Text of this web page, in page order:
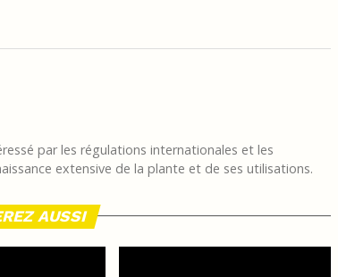
par les régulations internationales et les
extensive de la plante et de ses utilisations.
AUSSI